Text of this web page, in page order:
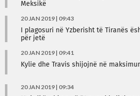
Meksikë
20 JAN 2019 | 09:43
I plagosuri në Yzberisht të Tiranës
për jetë
20 JAN 2019 | 09:41
Kylie dhe Travis shijojnë në
20 JAN 2019 | 09:34